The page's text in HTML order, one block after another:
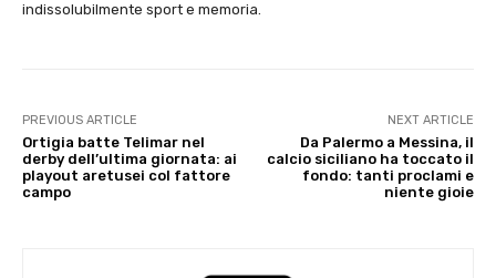
indissolubilmente sport e memoria.
PREVIOUS ARTICLE
Ortigia batte Telimar nel
derby dell’ultima giornata: ai
playout aretusei col fattore
campo
NEXT ARTICLE
Da Palermo a Messina, il
calcio siciliano ha toccato il
fondo: tanti proclami e
niente gioie